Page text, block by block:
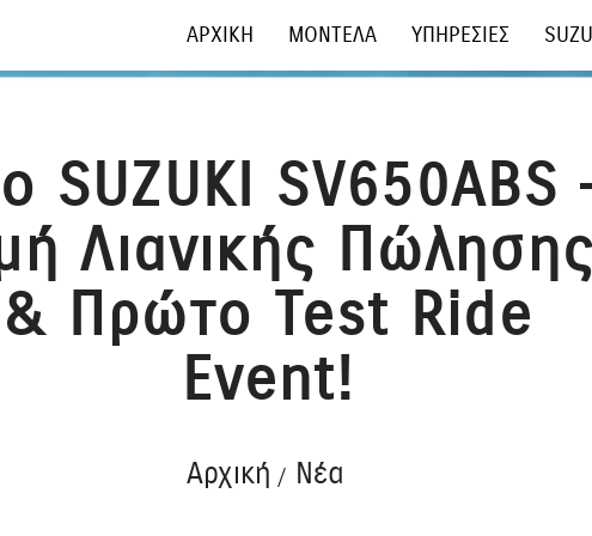
ΑΡΧΙΚΗ ΜΟΝΤΕΛΑ ΥΠΗΡΕΣΙΕΣ
SUZUKI SV650ABS
Λιανικής Πώλησης
& Πρώτο Test Ride
Event!
Αρχική Νέα